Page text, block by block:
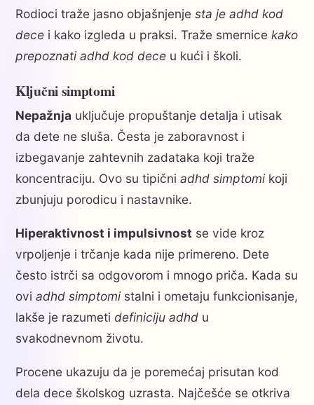
Rodioci traže jasno objašnjenje sta je adhd kod
dece i kako izgleda u praksi. Traže smernice kako
prepoznati adhd kod dece u kući i školi.
Ključni simptomi
Nepažnja uključuje propuštanje detalja i utisak
da dete ne sluša. Česta je zaboravnost i
izbegavanje zahtevnih zadataka koji traže
koncentraciju. Ovo su tipični adhd simptomi koji
zbunjuju porodicu i nastavnike.
Hiperaktivnost i impulsivnost se vide kroz
vrpoljenje i trčanje kada nije primereno. Dete
često istrči sa odgovorom i mnogo priča. Kada su
ovi adhd simptomi stalni i ometaju funkcionisanje,
lakše je razumeti definiciju adhd u
svakodnevnom životu.
Procene ukazuju da je poremećaj prisutan kod
dela dece školskog uzrasta. Najčešće se otkriva